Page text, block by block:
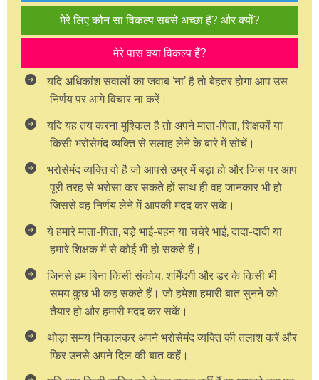
मेरे लिए कौन सा विकल्प सबसे अच्छा है? और क्यों?
मेरे पास क्या विकल्प हैं?
यदि अधिकांश सवालों का जवाब ‘ना’ है तो बेहतर होगा आप उस
निर्णय पर आगे विचार ना करें।
यदि यह तय करना मुश्किल है तो अपने माता-पिता, शिक्षकों या
किसी भरोसेमंद व्यक्ति से सलाह लेने के बारे में सोचें।
भरोसेमंद व्यक्ति वो है जो आपसे उम्र में बड़ा हो और जिस पर आप
पूरी तरह से भरोसा कर सकते हों साथ ही वह जानकार भी हो
जिससे वह निर्णय लेने में आपकी मदद कर सके।
ये हमारे माता-पिता, बड़े भाई-बहन या चचेरे भाई, दादा-दादी या
हमारे शिक्षक में से कोई भी हो सकते हैं।
जिनसे हम बिना किसी संकोच, शर्मिंदगी और डर के किसी भी
समय कुछ भी कह सकते हैं। जो हमेशा हमारी बात सुनने को
तैयार हो और हमारी मदद कर सकें।
थोड़ा समय निकालकर अपने भरोसेमंद व्यक्ति की तलाश करें और
फिर उनसे अपने दिल की बात कहें।